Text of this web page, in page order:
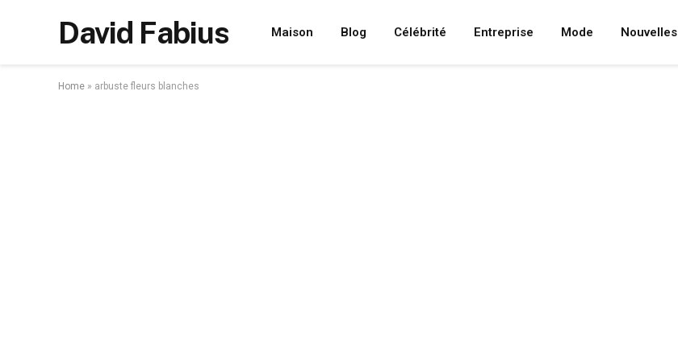
David Fabius Maison Blog Célébrité Entreprise Mode Nouvelles
Home » arbuste fleurs blanches